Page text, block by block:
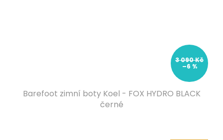
3 090 Kč
–6 %
Barefoot zimní boty Koel - FOX HYDRO BLACK
černé